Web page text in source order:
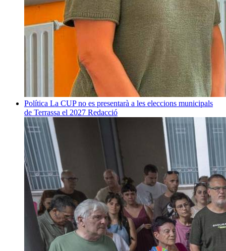
Política La CUP no es presentarà a les eleccions municipals
de Terrassa el 2027 Redacció